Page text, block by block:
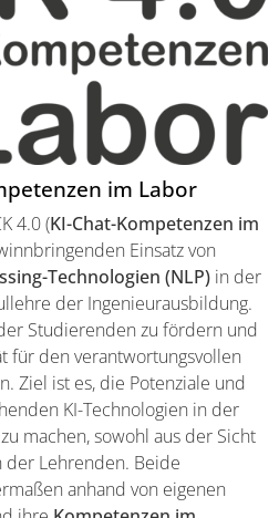
im Labor
4.0 (KI-Chat-Kompetenzen im
Einsatz von
Technologien (NLP) in der
der Ingenieurausbildung.
Studierenden zu fördern und
für den verantwortungsvollen
Ziel ist es, die Potenziale und
KI-Technologien in der
machen, sowohl aus der Sicht
der Lehrenden. Beide
anhand von eigenen